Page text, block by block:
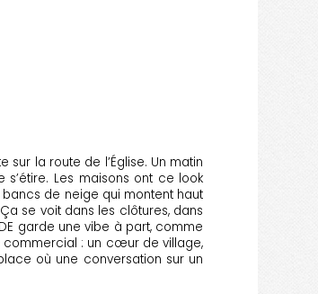
sur la route de l’Église. Un matin
Les maisons ont ce look
de neige qui montent haut
se voit dans les clôtures, dans
garde une vibe à part, comme
commercial : un cœur de village,
où une conversation sur un